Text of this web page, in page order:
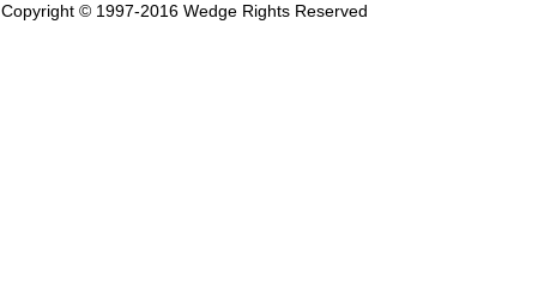
Copyright © 1997-2016 Wedge Rights Reserved